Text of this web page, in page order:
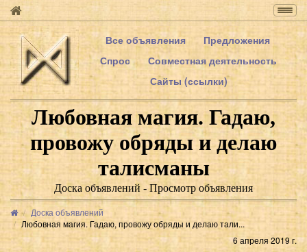
Все объявления
Предложения
Спрос
Совместная деятельность
Сайты (ссылки)
Любовная магия. Гадаю,
провожу обряды и делаю
талисманы
Доска объявлений - Просмотр объявления
Доска объявлений
Любовная магия. Гадаю, провожу обряды и делаю тали...
6 апреля 2019 г.